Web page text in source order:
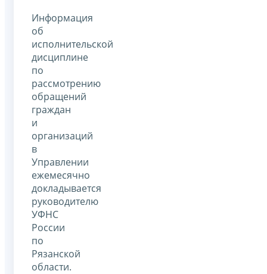
Информация
об
исполнительской
дисциплине
по
рассмотрению
обращений
граждан
и
организаций
в
Управлении
ежемесячно
докладывается
руководителю
УФНС
России
по
Рязанской
области.